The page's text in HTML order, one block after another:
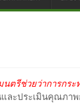
รีช่วยว่าการกระ
และประเมินคุณภา